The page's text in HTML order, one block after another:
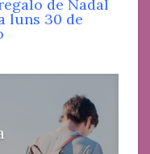
de Nadal
luns 30 de